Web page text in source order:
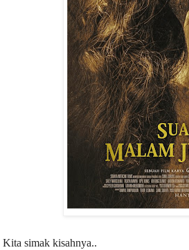
Kita simak kisahnya..